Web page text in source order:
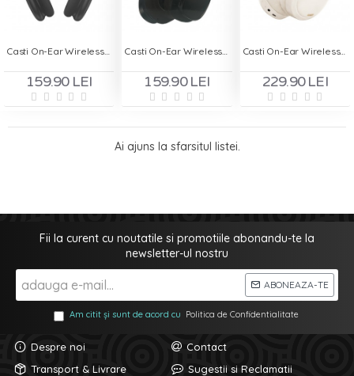
Casti On-Ear Wireless Deepbass R26 - Negru
159.90 LEI
Casti On-Ear Wireless Deepbass R29 - Negru
159.90 LEI
Casti On-Ear Wireless Deepbass R510
229.90 LEI
Ai ajuns la sfarsitul listei.
Fii la curent cu noutatile si promotiile abonandu-te la
newsletter-ul nostru
ABONEAZA-TE
Am citit și sunt de acord cu Politica de Confidentialitate
Despre noi
Transport & Livrare
Contact
Sugestii si Reclamatii